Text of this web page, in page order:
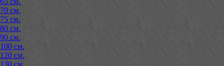
70 см.
75 см.
80 см.
90 см.
100 см.
120 см.
130 см.